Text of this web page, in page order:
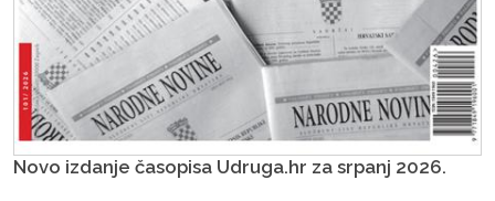
Novo izdanje časopisa Udruga.hr za srpanj 2026.